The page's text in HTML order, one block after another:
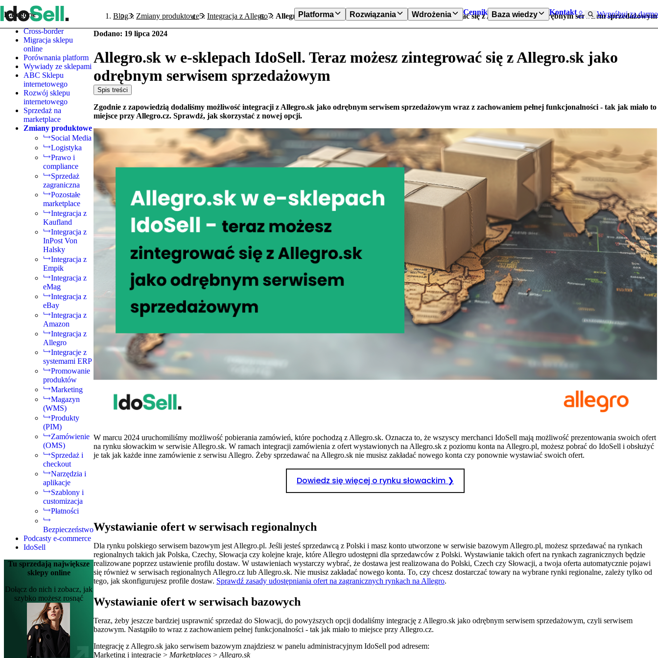
Platforma Rozwiązania Wdrożenia Cennik Baza wiedzy Kontakt Wypróbuj za darmo
Kategorie
Cross-border
Migracja sklepu
online
Porównania platform
Wywiady ze sklepami
ABC Sklepu
internetowego
Rozwój sklepu
internetowego
Sprzedaż na
marketplace
Zmiany produktowe
Social Media
Logistyka
Prawo i
compliance
Sprzedaż
zagraniczna
Pozostałe
marketplace
Integracja z
Kaufland
Integracja z
InPost Von
Halsky
Integracja z
Empik
Integracja z
eMag
Integracja z
eBay
Integracja z
Amazon
Integracja z
Allegro
Integracje z
systemami ERP
Promowanie
produktów
Marketing
Magazyn
(WMS)
Produkty
(PIM)
Zamówienie
(OMS)
Sprzedaż i
checkout
Narzędzia i
aplikacje
Szablony i
customizacja
Płatności
Bezpieczeństwo
Podcasty e-commerce
IdoSell
Tu sprzedają największe
sklepy online
Dołącz do nich i zobacz, jak
szybko możesz rosnąć
Blog Zmiany produktowe Integracja z Allegro Allegro.sk w e-sklepach IdoSell. Teraz możesz zintegrować się z Allegro.sk jako odrębnym serwisem sprzedażowym
Dodano: 19 lipca 2024
Allegro.sk w e-sklepach IdoSell. Teraz możesz zintegrować się z Allegro.sk jako
odrębnym serwisem sprzedażowym
Spis treści
Zgodnie z zapowiedzią dodaliśmy możliwość integracji z Allegro.sk jako odrębnym serwisem sprzedażowym wraz z zachowaniem pełnej funkcjonalności - tak jak miało to
miejsce przy Allegro.cz. Sprawdź, jak skorzystać z nowej opcji.
W marcu 2024 uruchomiliśmy możliwość pobierania zamówień, które pochodzą z Allegro.sk. Oznacza to, że wszyscy merchanci IdoSell mają możliwość prezentowania swoich ofert
na rynku słowackim w serwisie Allegro.sk. W ramach integracji zamówienia z ofert wystawionych na Allegro.sk z poziomu konta na Allegro.pl, możesz pobrać do IdoSell i obsłużyć
je tak jak każde inne zamówienie z serwisu Allegro. Żeby sprzedawać na Allegro.sk nie musisz zakładać nowego konta czy ponownie wystawiać swoich ofert.
Dowiedz się więcej o rynku słowackim ❯
Wystawianie ofert w serwisach regionalnych
Dla rynku polskiego serwisem bazowym jest Allegro.pl. Jeśli jesteś sprzedawcą z Polski i masz konto utworzone w serwisie bazowym Allegro.pl, możesz sprzedawać na rynkach
regionalnych takich jak Polska, Czechy, Słowacja czy kolejne kraje, które Allegro udostępni dla sprzedawców z Polski. Wystawianie takich ofert na rynkach zagranicznych będzie
realizowane poprzez ustawienie profilu dostaw. W ustawieniach wystarczy wybrać, że dostawa jest realizowana do Polski, Czech czy Słowacji, a twoja oferta automatycznie pojawi
się również w serwisach regionalnych Allegro.cz lub Allegro.sk. Nie musisz zakładać nowego konta. To, czy chcesz dostarczać towary na wybrane rynki regionalne, zależy tylko od
tego, jak skonfigurujesz profile dostaw. Sprawdź zasady udostępniania ofert na zagranicznych rynkach na Allegro.
Wystawianie ofert w serwisach bazowych
Teraz, żeby jeszcze bardziej usprawnić sprzedaż do Słowacji, do powyższych opcji dodaliśmy integrację z Allegro.sk jako odrębnym serwisem sprzedażowym, czyli serwisem
bazowym. Nastąpiło to wraz z zachowaniem pełnej funkcjonalności - tak jak miało to miejsce przy Allegro.cz.
Integrację z Allegro.sk jako serwisem bazowym znajdziesz w panelu administracyjnym IdoSell pod adresem:
Marketing i integracje > Marketplaces > Allegro.sk